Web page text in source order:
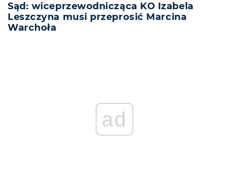
Sąd: wiceprzewodnicząca KO Izabela
Leszczyna musi przeprosić Marcina
Warchoła